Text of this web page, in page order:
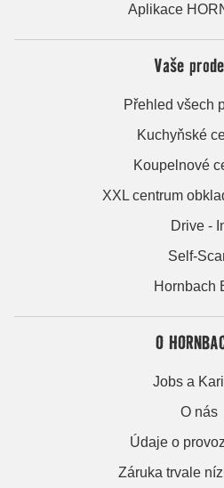
Aplikace
Vaše
Přehled všech
Kuchyňské
Koupelnové
XXL centrum
Drive -
Self-
Hornbach
O
Jobs a
O nás
Údaje o
Záruka trvale